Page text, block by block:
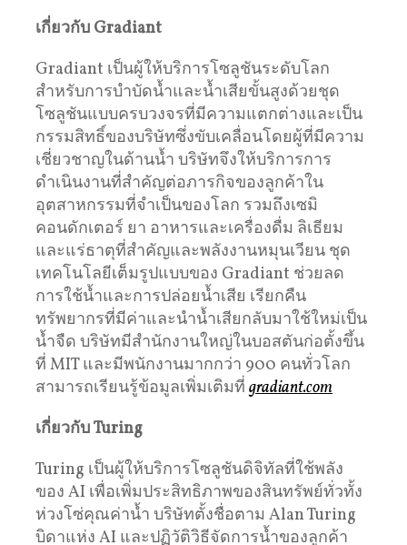
เกี่ยวกับ Gradiant
Gradiant เป็นผู้ให้บริการโซลูชันระดับโลก
สำหรับการบำบัดน้ำและน้ำเสียขั้นสูงด้วยชุด
โซลูชันแบบครบวงจรที่มีความแตกต่างและเป็น
กรรมสิทธิ์ของบริษัทซึ่งขับเคลื่อนโดยผู้ที่มีความ
เชี่ยวชาญในด้านน้ำ บริษัทจึงให้บริการการ
ดำเนินงานที่สำคัญต่อภารกิจของลูกค้าใน
อุตสาหกรรมที่จำเป็นของโลก รวมถึงเซมิ
คอนดักเตอร์ ยา อาหารและเครื่องดื่ม ลิเธียม
และแร่ธาตุที่สำคัญและพลังงานหมุนเวียน ชุด
เทคโนโลยีเต็มรูปแบบของ Gradiant ช่วยลด
การใช้น้ำและการปล่อยน้ำเสีย เรียกคืน
ทรัพยากรที่มีค่าและนำน้ำเสียกลับมาใช้ใหม่เป็น
น้ำจืด บริษัทมีสำนักงานใหญ่ในบอสตันก่อตั้งขึ้น
ที่ MIT และมีพนักงานมากกว่า 900 คนทั่วโลก
สามารถเรียนรู้ข้อมูลเพิ่มเติมที่ gradiant.com
เกี่ยวกับTuring
Turing เป็นผู้ให้บริการโซลูชันดิจิทัลที่ใช้พลัง
ของ AI เพื่อเพิ่มประสิทธิภาพของสินทรัพย์ทั่วทั้ง
ห่วงโซ่คุณค่าน้ำ บริษัทตั้งชื่อตาม Alan Turing
บิดาแห่ง AI และปฏิวัติวิธีจัดการน้ำของลูกค้า